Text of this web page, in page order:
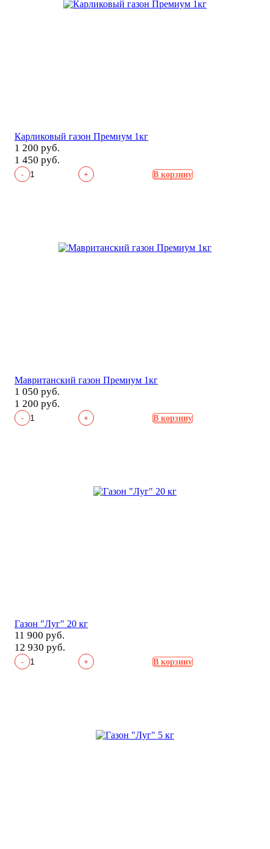
Карликовый газон Премиум 1кг
1 200 руб.
1 450 руб.
- + В корзину
Мавританский газон Премиум 1кг
1 050 руб.
1 200 руб.
- + В корзину
Газон "Луг" 20 кг
11 900 руб.
12 930 руб.
- + В корзину